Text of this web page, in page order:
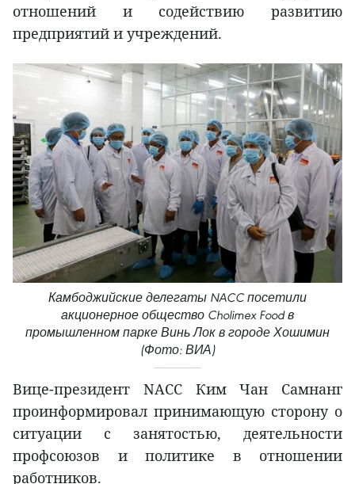
отношений и содействию развитию
предприятий и учреждений.
Камбоджийские делегаты NACC посетили
акционерное общество Cholimex Food в
промышленном парке Винь Лок в городе Хошимин
(Фото: ВИА)
Вице-президент NACC Ким Чан Самнанг
проинформировал принимающую сторону о
ситуации с занятостью, деятельности
профсоюзов и политике в отношении
работников.